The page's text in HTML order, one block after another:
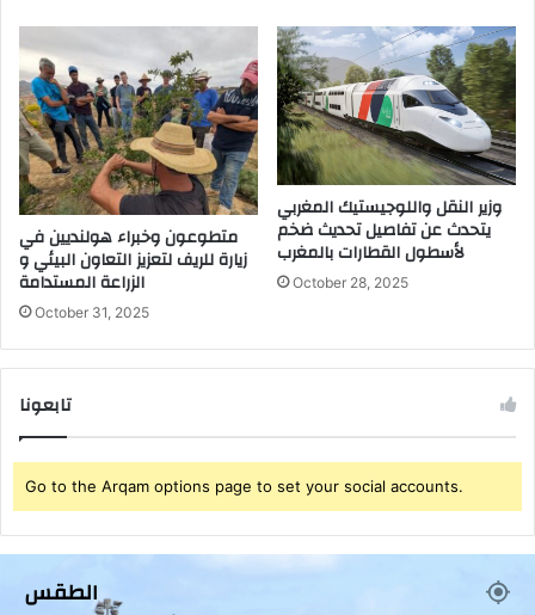
متطوعون وخبراء هولنديين في
زيارة للريف لتعزيز التعاون البيئي و
الزراعة المستدامة
October 31, 2025
وزير النقل واللوجيستيك المغربي
يتحدث عن تفاصيل تحديث ضخم
لأسطول القطارات بالمغرب
October 28, 2025
تابعونا
Go to the Arqam options page to set your social accounts.
الطقس